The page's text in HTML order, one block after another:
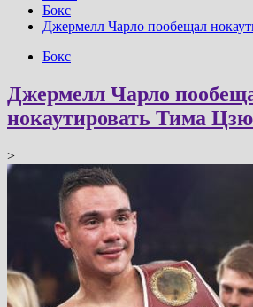
Бокс
Джермелл Чарло пообещал
Бокс
Джермелл Чарло
нокаутировать Тима Цзю
>